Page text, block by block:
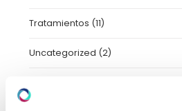
Tratamientos (11)
Uncategorized (2)